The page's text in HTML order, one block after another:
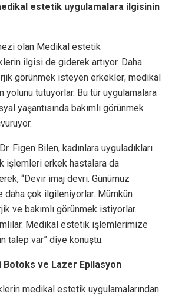
estetik uygulamalara ilgisinin
olan Medikal estetik
ilgisi de giderek artıyor. Daha
görünmek isteyen erkekler; medikal
tutuyorlar. Bu tür uygulamalara
yaşantısında bakımlı görünmek
Figen Bilen, kadınlara uyguladıkları
işlemleri erkek hastalara da
“Devir imaj devri. Günümüz
çok ilgileniyorlar. Mümkün
ve bakımlı görünmek istiyorlar.
Medikal estetik işlemlerimize
talep var” diye konuştu.
ve Lazer Epilasyon
medikal estetik uygulamalarından